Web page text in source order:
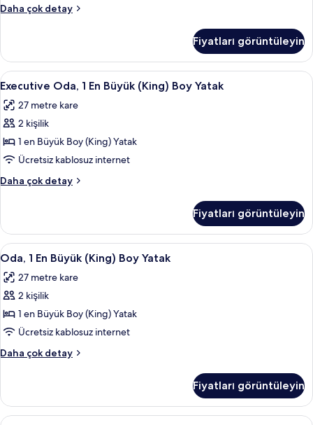
fotoğrafları
Daha çok detay
Executive
Kişilik
Yatak
hakkında
fazla
detay
Fiyatları görüntüleyin
Executive
Oda,
1
En
Büyük
(King)
Boy
Yatak
tüm
fotoğrafları
görün
Minibar, odada kasa, masa, dizüstü
6
Executive Oda, 1 En Büyük (King) Boy Yatak
27 metre kare
2 kişilik
1 en Büyük Boy (King) Yatak
Ücretsiz kablosuz internet
Daha çok detay
Executive
Büyük
(King)
Boy
hakkında
daha
detay
Fiyatları görüntüleyin
Oda,
1
En
Büyük
(King)
Boy
Yatak
için
fotoğrafları
görün
Minibar, odada kasa, masa, dizüstü
7
Oda, 1 En Büyük (King) Boy Yatak
27 metre kare
2 kişilik
1 en Büyük Boy (King) Yatak
Ücretsiz kablosuz internet
Daha çok detay
Oda,
(King)
Boy
Fiyatları görüntüleyin
Junior Süit, 1 En Büyük (King) Boy